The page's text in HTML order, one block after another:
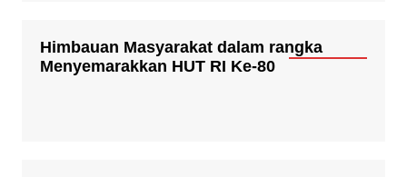
Himbauan Masyarakat dalam rangka
Menyemarakkan HUT RI Ke-80